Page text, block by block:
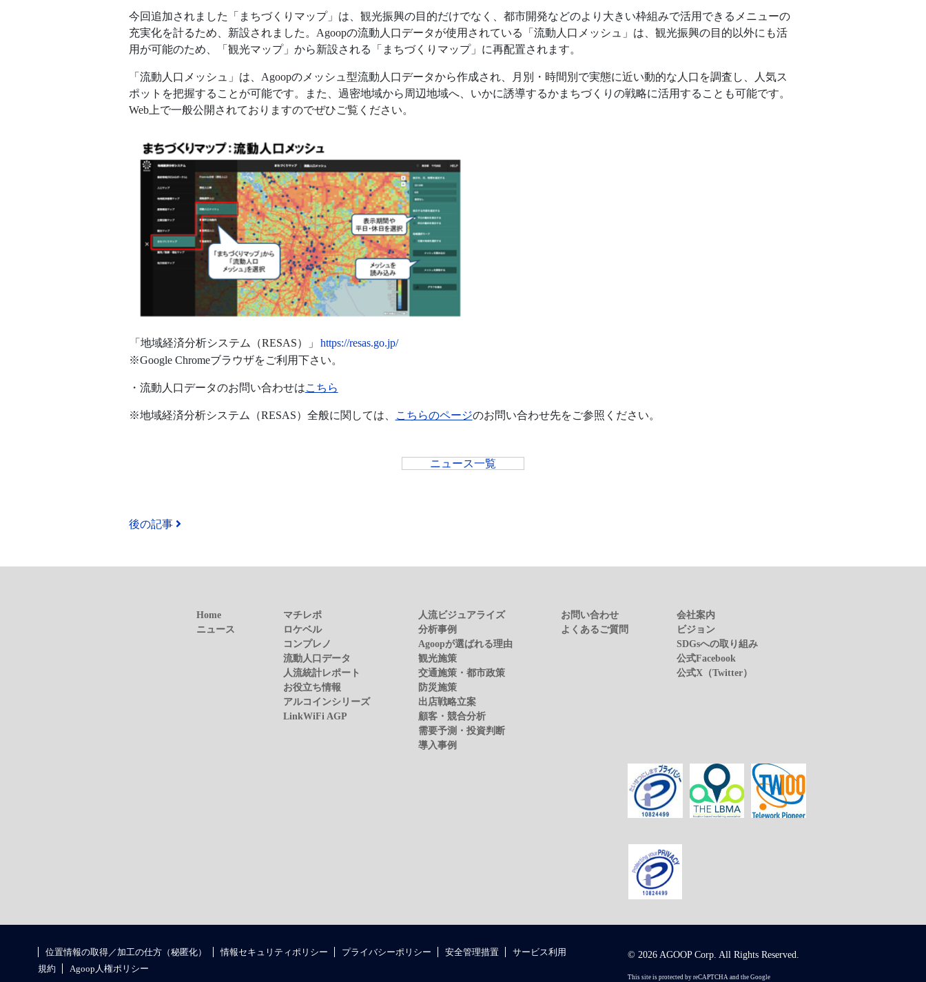
今回追加されました「まちづくりマップ」は、観光振興の目的だけでなく、都市開発などのより大きい枠組みで活用できるメニューの
充実化を計るため、新設されました。Agoopの流動人口データが使用されている「流動人口メッシュ」は、観光振興の目的以外にも活
用が可能のため、「観光マップ」から新設される「まちづくりマップ」に再配置されます。
「流動人口メッシュ」は、Agoopのメッシュ型流動人口データから作成され、月別・時間別で実態に近い動的な人口を調査し、人気ス
ポットを把握することが可能です。また、過密地域から周辺地域へ、いかに誘導するかまちづくりの戦略に活用することも可能です。
Web上で一般公開されておりますのでぜひご覧ください。
「地域経済分析システム（RESAS）」
https://resas.go.jp/
※Google Chromeブラウザをご利用下さい。
・流動人口データのお問い合わせはこちら
※地域経済分析システム（RESAS）全般に関しては、 こちらのページのお問い合わせ先をご参照ください。
ニュース一覧
後の記事
Home
ニュース
マチレポ
ロケベル
コンプレノ
流動人口データ
人流統計レポート
お役立ち情報
アルコインシリーズ
LinkWiFi AGP
人流ビジュアライズ
分析事例
Agoopが選ばれる理由
観光施策
交通施策・都市政策
防災施策
出店戦略立案
顧客・競合分析
需要予測・投資判断
導入事例
お問い合わせ
よくあるご質問
会社案内
ビジョン
SDGsへの取り組み
公式Facebook
公式X（Twitter）
位置情報の取得／加工の仕方（秘匿化） 情報セキュリティポリシー プライバシーポリシー 安全管理措置
サービス利用
規約
Agoop人権ポリシー
© 2026 AGOOP Corp. All Rights Reserved.
This site is protected by reCAPTCHA and the Google